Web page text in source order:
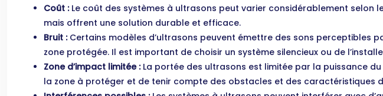
Coût : Le coût des systèmes à ultrasons peut varier considérablement
mais offrent une solution durable et efficace.
Bruit : Certains modèles d’ultrasons peuvent émettre des sons perceptibles
zone protégée. Il est important de choisir un système silencieux ou de
Zone d’impact limitée : La portée des ultrasons est limitée par la puissance
la zone à protéger et de tenir compte des obstacles et des caractéristiques